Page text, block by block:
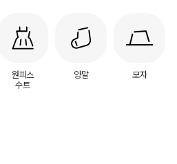
원피스
수트
양말 모자